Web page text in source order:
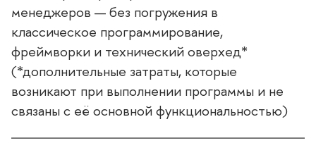
менеджеров — без погружения
классическое программирование,
фреймворки и технический оверхед*
(*дополнительные затраты, которые
озникают при выполнении программы и не
связаны с её основной функциональностью)